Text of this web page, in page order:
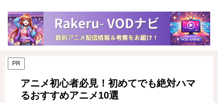
PR
アニメ初心者必見！初めてでも絶対ハマ
るおすすめアニメ10選